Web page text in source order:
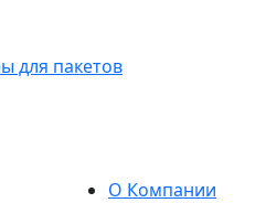
для пакетов
О Компании